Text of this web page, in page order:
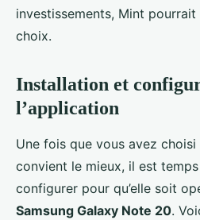
investissements, Mint
choix.
Installation et
l’application
Une fois que vous avez choisi
convient le mieux, il est
configurer pour qu’elle soit
Samsung Galaxy Note 20.